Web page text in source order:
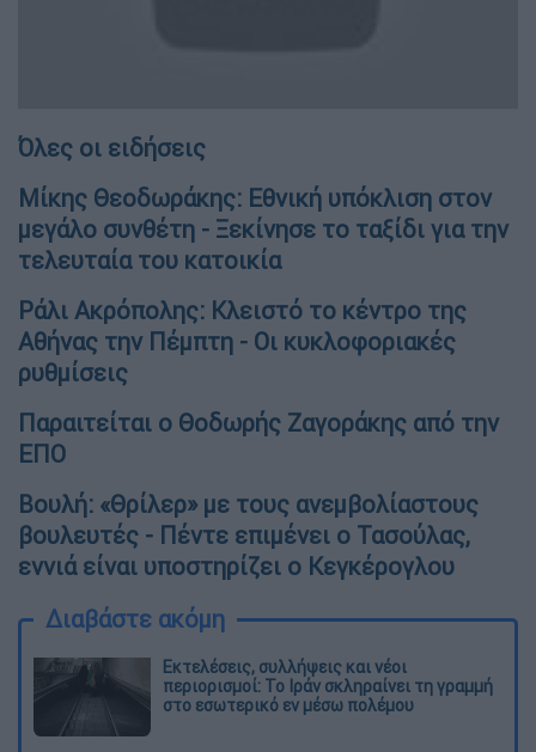
Όλες οι ειδήσεις
Μίκης Θεοδωράκης: Εθνική υπόκλιση στον
μεγάλο συνθέτη - Ξεκίνησε το ταξίδι για την
τελευταία του κατοικία
Ράλι Ακρόπολης: Κλειστό το κέντρο της
Αθήνας την Πέμπτη - Οι κυκλοφοριακές
ρυθμίσεις
Παραιτείται ο Θοδωρής Ζαγοράκης από την
ΕΠΟ
Βουλή: «Θρίλερ» με τους ανεμβολίαστους
βουλευτές - Πέντε επιμένει ο Τασούλας,
εννιά είναι υποστηρίζει ο Κεγκέρογλου
Διαβάστε ακόμη
Εκτελέσεις, συλλήψεις και νέοι
περιορισμοί: Το Ιράν σκληραίνει τη γραμμή
στο εσωτερικό εν μέσω πολέμου